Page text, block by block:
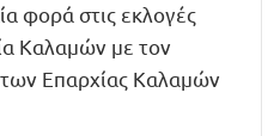
φορά στις εκλογές
Καλαμών με τον
Επαρχίας Καλαμών